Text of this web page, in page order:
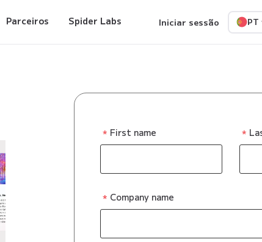
Parceiros Spider Labs Iniciar sessão PT
First name
Company name